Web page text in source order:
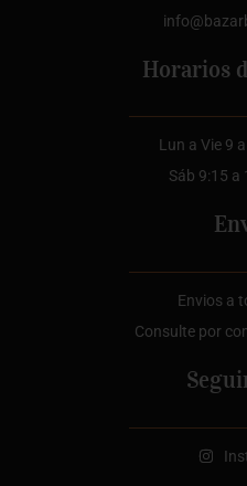
Horarios
Lun a Vie 9
Sáb 9:15 a
Envios a
Consulte por